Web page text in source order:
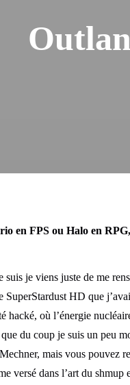
en FPS ou Halo en
suis je viens juste de me
SuperStardust HD que
hacké, où l’énergie
du coup je suis un peu
mais vous pouvez
versé dans l’art du